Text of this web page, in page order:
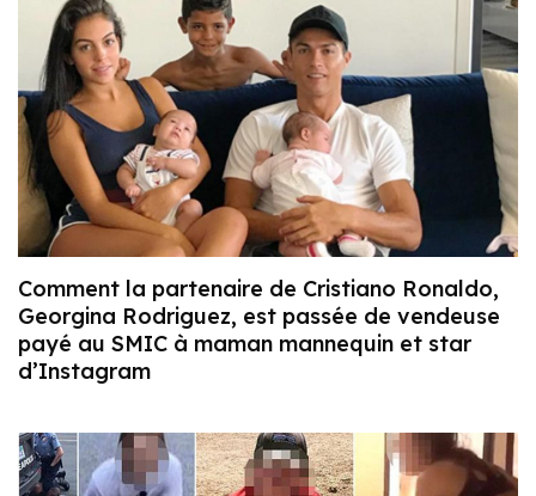
Comment la partenaire de Cristiano Ronaldo,
Georgina Rodriguez, est passée de vendeuse
payé au SMIC à maman mannequin et star
d’Instagram